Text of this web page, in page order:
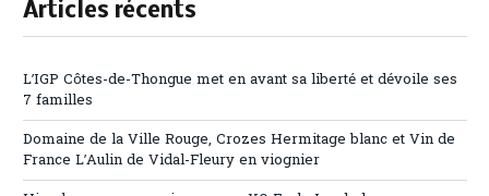
Articles récents
L’IGP Côtes-de-Thongue met en avant sa liberté et dévoile ses
7 familles
Domaine de la Ville Rouge, Crozes Hermitage blanc et Vin de
France L’Aulin de Vidal-Fleury en viognier